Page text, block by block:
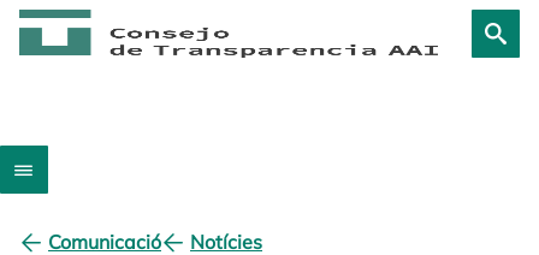
Comunicació Notícies